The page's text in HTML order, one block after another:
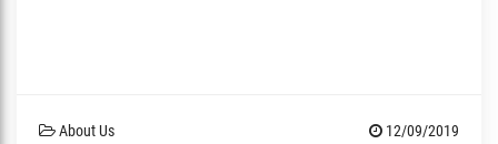
About Us 12/09/2019